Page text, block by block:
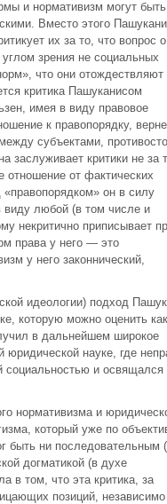
и нормативизм могут быть
Вместо этого
их за то, что вопрос о
зрения не социальных
что они отождествляют
критика Пашуканисом
имея в виду правовое
к правопорядку,
субъектами,
заслуживает критики не за
отношение от фактических
он в силу
виду любой (в том числе и
некритично приписывает
права у него — это
у него законнический,
идеологии) подход
которую можно оценить как
в дальнейшем широкое
юридической науке, где
социальностью и освящался
нормативизма и
который уже по
быть ни последовательным
догматикой (в духе
в том, что эта критика, за
позиций, независимо